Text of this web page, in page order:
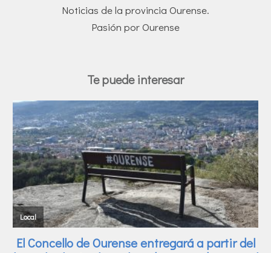
Noticias de la provincia Ourense.
Pasión por Ourense
Te puede interesar